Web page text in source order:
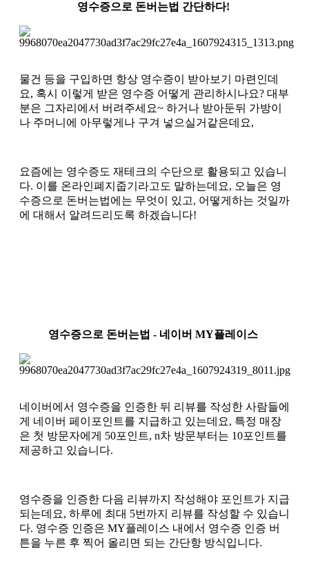
영수증으로 돈버는법 간단하다!
물건 등을 구입하면 항상 영수증이 받아보기 마련인데
요, 혹시 이렇게 받은 영수증 어떻게 관리하시나요? 대부
분은 그자리에서 버려주세요~ 하거나 받아둔뒤 가방이
나 주머니에 아무렇게나 구겨 넣으실거같은데요,
요즘에는 영수증도 재테크의 수단으로 활용되고 있습니
다. 이를 온라인폐지줍기라고도 말하는데요, 오늘은 영
수증으로 돈버는법에는 무엇이 있고, 어떻게하는 것일까
에 대해서 알려드리도록 하겠습니다!
영수증으로 돈버는법 - 네이버 MY플레이스
네이버에서 영수증을 인증한 뒤 리뷰를 작성한 사람들에
게 네이버 페이포인트를 지급하고 있는데요, 특정 매장
은 첫 방문자에게 50포인트, n차 방문부터는 10포인트를
제공하고 있습니다.
영수증을 인증한 다음 리뷰까지 작성해야 포인트가 지급
되는데요, 하루에 최대 5번까지 리뷰를 작성할 수 있습니
다. 영수증 인증은 MY플레이스 내에서 영수증 인증 버
튼을 누른 후 찍어 올리면 되는 간단항 방식입니다.